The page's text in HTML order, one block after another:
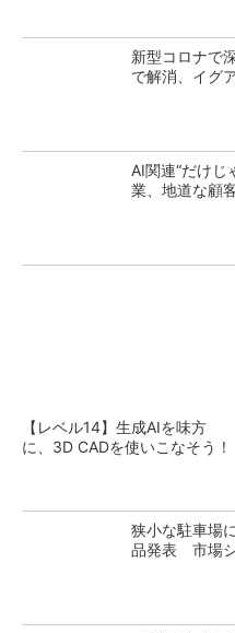
新型コロナで
で解消、イグ
AI関連“だけじ
業、地道な顧
【レベル14】生成AIを味方
に、3D CADを使いこなそう！
狭小な駐車場
品発表 市場